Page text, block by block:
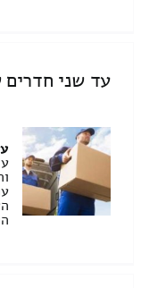
עד שני חדרים